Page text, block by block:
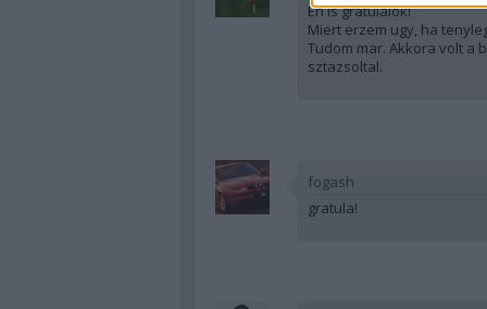
En is gratulalok!
Miert erzem ugy, ha
Tudom mar. Akkora volt a
sztazsoltal.
fogash
gratula!